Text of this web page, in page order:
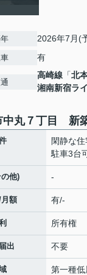
2026年7月(
有
高崎線 「北
湘南新宿ラ
中丸７丁目 新
閑静な
駐車3台
他) -
額 有/-
所有権
出 不要
第一種低